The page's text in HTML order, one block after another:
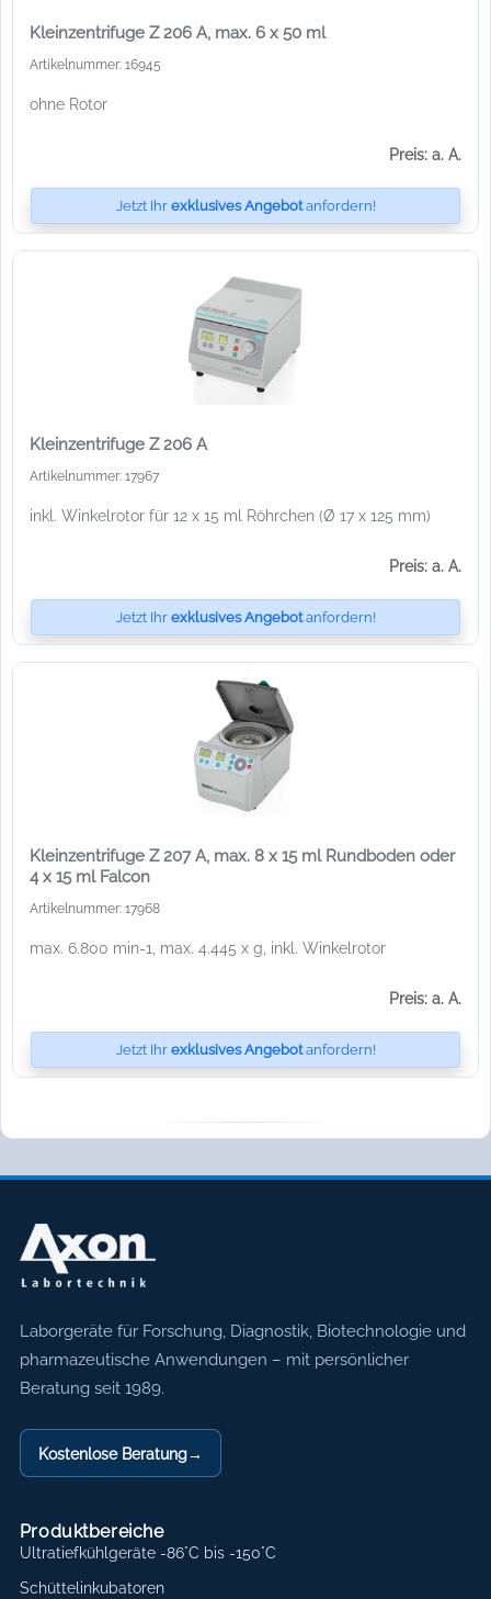
Kleinzentrifuge Z 206 A, max. 6 x 50 ml
Artikelnummer: 16945
ohne Rotor
Preis: a. A.
Jetzt Ihr exklusives Angebotanfordern!
Kleinzentrifuge Z 206 A
Artikelnummer: 17967
inkl. Winkelrotor für 12 x 15 ml Röhrchen (Ø 17 x 125 mm)
Preis: a. A.
Jetzt Ihr exklusives Angebotanfordern!
Kleinzentrifuge Z 207 A, max. 8 x 15 ml Rundboden oder
4 x 15 ml Falcon
Artikelnummer: 17968
max. 6.800 min-1, max. 4.445 x g, inkl. Winkelrotor
Preis: a. A.
Jetzt Ihr exklusives Angebotanfordern!
Axon Labortechnik
Laborgeräte für Forschung, Diagnostik, Biotechnologie und
pharmazeutische Anwendungen – mit persönlicher
Beratung seit 1989.
Kostenlose Beratung→
Produktbereiche
Ultratiefkühlgeräte -86°C bis -150°C
Schüttelinkubatoren